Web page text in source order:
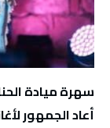
سهرة ميادة
أعاد الجمهور